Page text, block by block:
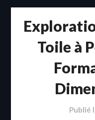
Toile à
Publié